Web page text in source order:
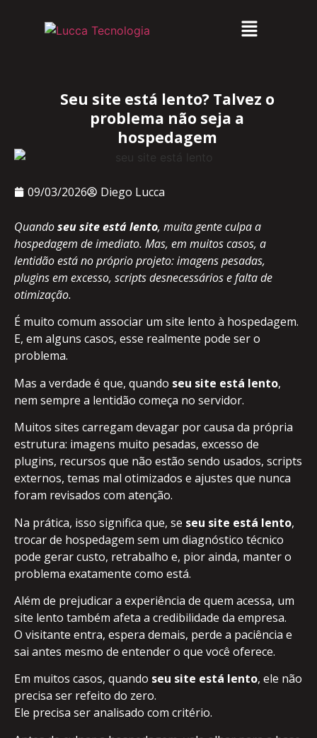
Seu site está lento? Talvez o
problema não seja a
hospedagem
09/03/2026 Diego Lucca
Quandoseu site está lento, muita gente culpa a
hospedagem de imediato. Mas, em muitos casos, a
lentidão está no próprio projeto: imagens pesadas,
plugins em excesso, scripts desnecessários e falta de
otimização.
É muito comum associar um site lento à hospedagem.
E, em alguns casos, esse realmente pode ser o
problema.
Mas a verdade é que, quando seu site está lento,
nem sempre a lentidão começa no servidor.
Muitos sites carregam devagar por causa da própria
estrutura: imagens muito pesadas, excesso de
plugins, recursos que não estão sendo usados, scripts
externos, temas mal otimizados e ajustes que nunca
foram revisados com atenção.
Na prática, isso significa que, se seu site está lento,
trocar de hospedagem sem um diagnóstico técnico
pode gerar custo, retrabalho e, pior ainda, manter o
problema exatamente como está.
Além de prejudicar a experiência de quem acessa, um
site lento também afeta a credibilidade da empresa.
O visitante entra, espera demais, perde a paciência e
sai antes mesmo de entender o que você oferece.
Em muitos casos, quando seu site está lento, ele não
precisa ser refeito do zero.
Ele precisa ser analisado com critério.